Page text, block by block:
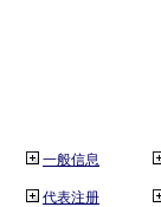
一般信息
代表注册